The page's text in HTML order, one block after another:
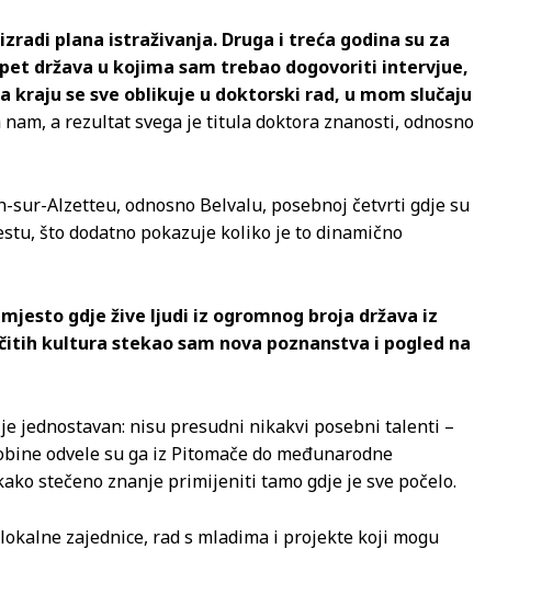
plana istraživanja. Druga i treća godina su za
država u kojima sam trebao dogovoriti intervjue,
se sve oblikuje u doktorski rad, u mom slučaju
nam, a rezultat svega je titula doktora znanosti, odnosno
Alzetteu, odnosno Belvalu, posebnoj četvrti gdje su
što dodatno pokazuje koliko je to dinamično
gdje žive ljudi iz ogromnog broja država iz
kultura stekao sam nova poznanstva i pogled na
jednostavan: nisu presudni nikakvi posebni talenti –
odvele su ga iz Pitomače do međunarodne
stečeno znanje primijeniti tamo gdje je sve počelo.
zajednice, rad s mladima i projekte koji mogu